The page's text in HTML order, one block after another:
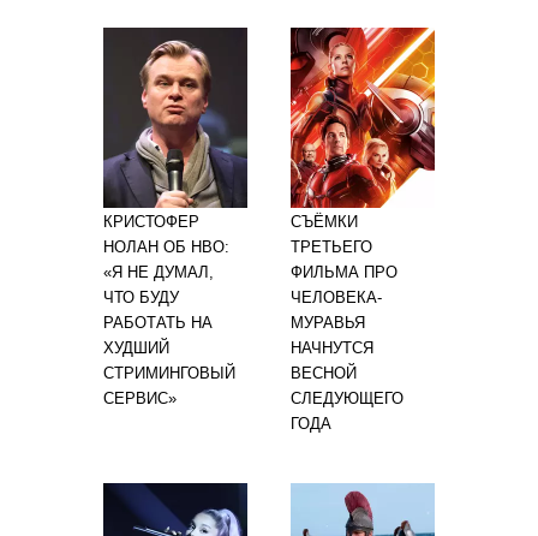
КРИСТОФЕР
НОЛАН ОБ HBO:
«Я НЕ ДУМАЛ,
ЧТО БУДУ
РАБОТАТЬ НА
ХУДШИЙ
СТРИМИНГОВЫЙ
СЕРВИС»
СЪЁМКИ
ТРЕТЬЕГО
ФИЛЬМА ПРО
ЧЕЛОВЕКА-
МУРАВЬЯ
НАЧНУТСЯ
ВЕСНОЙ
СЛЕДУЮЩЕГО
ГОДА